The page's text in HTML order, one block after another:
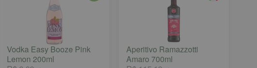
Vodka Easy Booze Pink
Lemon 200ml
Aperitivo Ramazzotti
Amaro 700ml